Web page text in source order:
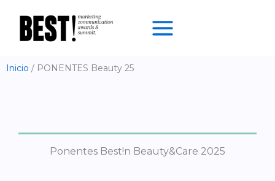
contenido
Inicio PONENTES Beauty 25
Ponentes Best!n Beauty&Care 2025